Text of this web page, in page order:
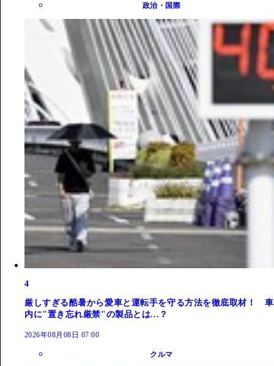
政治・国際
4
厳しすぎる酷暑から愛車と運転手を守る方法を徹底取材！ 車
内に"置き忘れ厳禁"の製品とは...？
2026年08月08日 07:00
クルマ